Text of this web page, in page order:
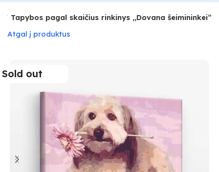
Tapybos pagal skaičius rinkinys ,,Dovana šeimininkei”
Atgal į produktus
Sold out